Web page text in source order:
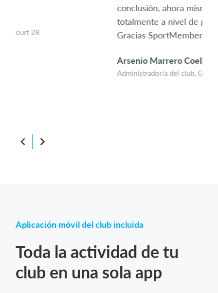
conclusión, ahora mismo el club ha cambiado
totalmente a nivel de gestión y visibilidad.
Gracias SportMember!
Administrador/a del club, Guayota Trail
Aplicación móvil del club incluida
Toda la actividad de tu
club en una sola app